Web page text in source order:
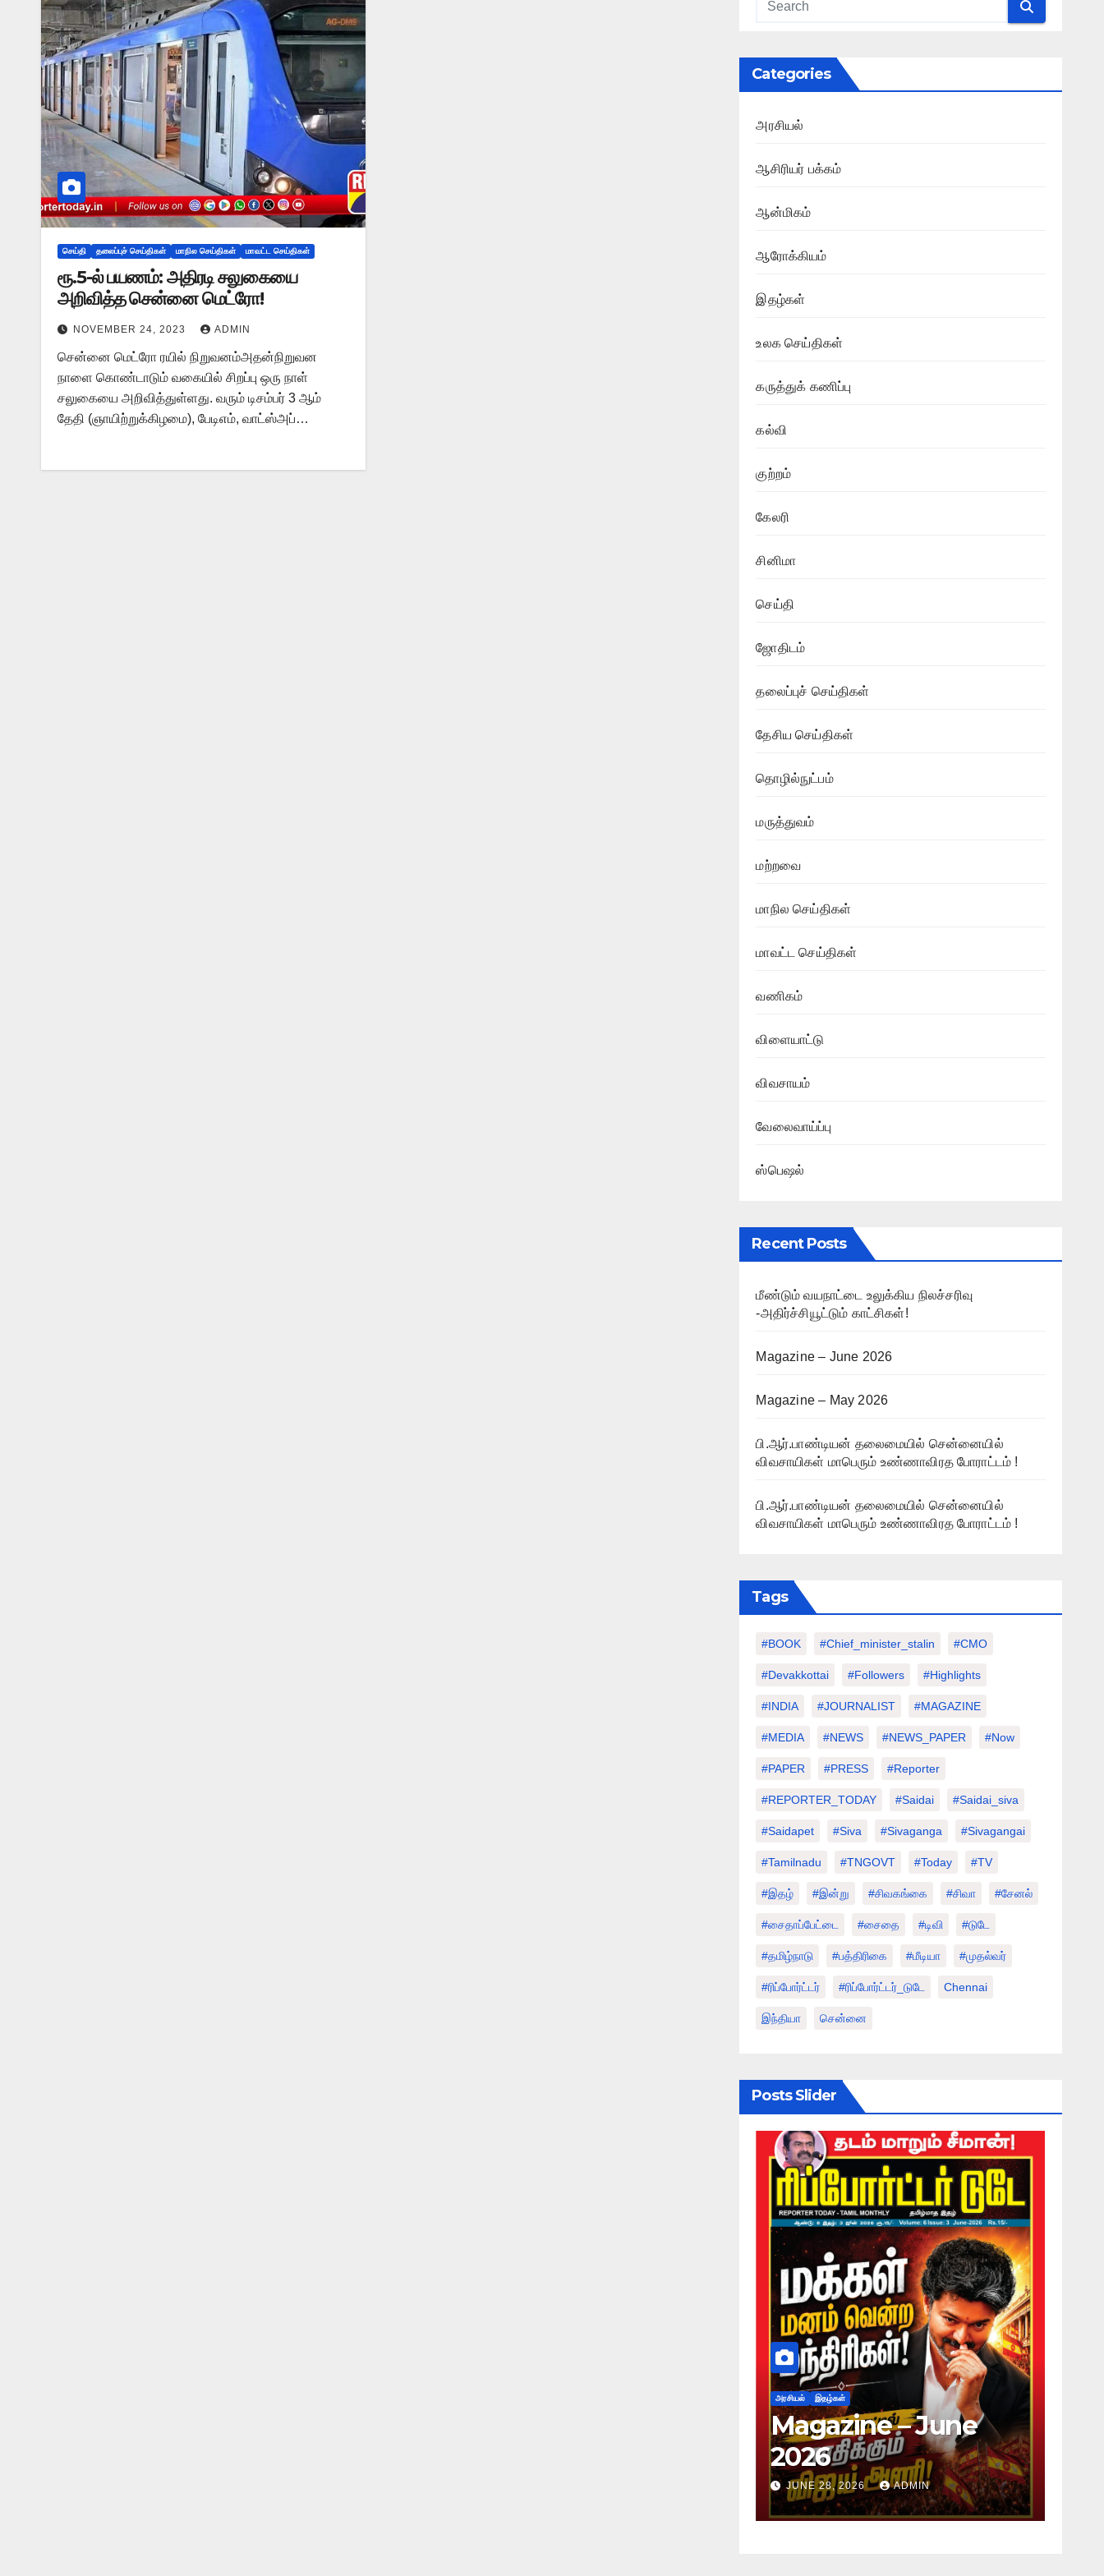
செய்தி தலைப்புச் செய்திகள் மாநில செய்திகள் மாவட்ட செய்திகள்
ரூ.5-ல் பயணம்: அதிரடி சலுகையை
அறிவித்த சென்னை மெட்ரோ!
NOVEMBER 24, 2023 ADMIN
சென்னை மெட்ரோ ரயில் நிறுவனம்அதன்நிறுவன
நாளை கொண்டாடும் வகையில் சிறப்பு ஒரு நாள்
சலுகையை அறிவித்துள்ளது. வரும் டிசம்பர் 3 ஆம்
தேதி (ஞாயிற்றுக்கிழமை), பேடிஎம், வாட்ஸ்அப்…
Categories
அரசியல்
ஆசிரியர் பக்கம்
ஆன்மிகம்
ஆரோக்கியம்
இதழ்கள்
உலக செய்திகள்
கருத்துக் கணிப்பு
கல்வி
குற்றம்
கேலரி
சினிமா
செய்தி
ஜோதிடம்
தலைப்புச் செய்திகள்
தேசிய செய்திகள்
தொழில்நுட்பம்
மருத்துவம்
மற்றவை
மாநில செய்திகள்
மாவட்ட செய்திகள்
வணிகம்
விளையாட்டு
விவசாயம்
வேலைவாய்ப்பு
ஸ்பெஷல்
Recent Posts
மீண்டும் வயநாட்டை உலுக்கிய நிலச்சரிவு
-அதிர்ச்சியூட்டும் காட்சிகள்!
Magazine – June 2026
Magazine – May 2026
பி.ஆர்.பாண்டியன் தலைமையில் சென்னையில்
விவசாயிகள் மாபெரும் உண்ணாவிரத போராட்டம் !
பி.ஆர்.பாண்டியன் தலைமையில் சென்னையில்
விவசாயிகள் மாபெரும் உண்ணாவிரத போராட்டம் !
Tags
#BOOK #chief_minister_stalin #CMO
#devakkottai #followers #highlights
#INDIA #JOURNALIST #MAGAZINE
#MEDIA #NEWS #NEWS_PAPER #Now
#PAPER #PRESS #Reporter
#REPORTER_TODAY #saidai #saidai_siva
#saidapet #Siva #Sivaganga #sivagangai
#tamilnadu #TNGOVT #today #TV
#இதழ் #இன்று #சிவகங்கை #சிவா #சேனல்
#சைதாப்பேட்டை #சைதை #டிவி #டுடே
#தமிழ்நாடு #பத்திரிகை #மீடியா #முதல்வர்
#ரிப்போர்ட்டர் #ரிப்போர்ட்டர்_டுடே Chennai
இந்தியா சென்னை
Posts Slider
அரசியல் இதழ்கள்
Magazine – June
2026
JUNE 28, 2026 ADMIN